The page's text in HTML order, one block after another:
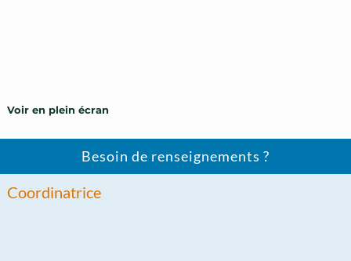
Voir en plein écran
Besoin de renseignements ?
Coordinatrice